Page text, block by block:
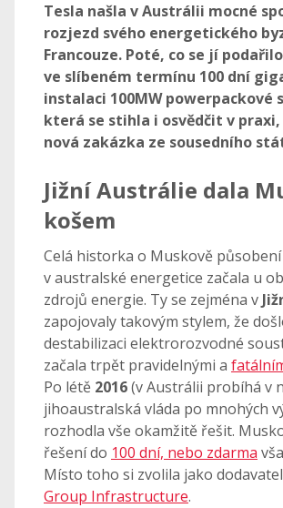
Tesla našla v Austrálii mocné
rozjezd svého energetického
Francouze. Poté, co se jí
ve slíbeném termínu 100 dní
instalaci 100MW powerpackové
která se stihla i osvědčit v
nová zakázka ze sousedního
Jižní Austrálie dala
košem
Celá historka o Muskově působení
v australské energetice začala u
zdrojů energie. Ty se zejména v
zapojovaly takovým stylem, že
destabilizaci elektrorozvodné
začala trpět pravidelnými a
Po létě 2016(v Austrálii probíhá v
jihoaustralská vláda po mnohých
rozhodla vše okamžitě řešit.
řešení do 100 dní, nebo zdarma
Místo toho si zvolila jako
Group Infrastructure.